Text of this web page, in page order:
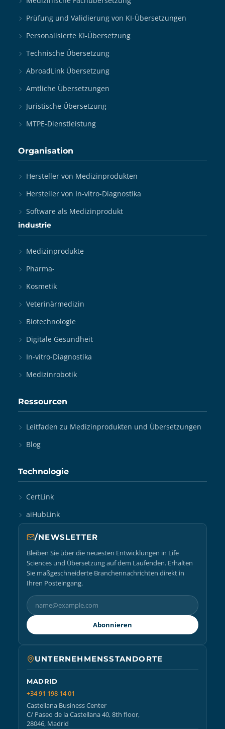
Prüfung und Validierung von KI-Übersetzungen
Personalisierte KI-Übersetzung
Technische Übersetzung
AbroadLink Übersetzung
Amtliche Übersetzungen
Juristische Übersetzung
MTPE-Dienstleistung
Organisation
Hersteller von Medizinprodukten
Hersteller von In-vitro-Diagnostika
Software als Medizinprodukt
industrie
Medizinprodukte
Pharma-
Kosmetik
Veterinärmedizin
Biotechnologie
Digitale Gesundheit
In-vitro-Diagnostika
Medizinrobotik
Ressourcen
Leitfaden zu Medizinprodukten und Übersetzungen
Blog
Technologie
CertLink
aiHubLink
/NEWSLETTER
Bleiben Sie über die neuesten Entwicklungen in Life
Sciences und Übersetzung auf dem Laufenden. Erhalten
Sie maßgeschneiderte Branchennachrichten direkt in
Ihren Posteingang.
Abonnieren
UNTERNEHMENSSTANDORTE
MADRID
+34 91 198 14 01
Castellana Business Center
C/ Paseo de la Castellana 40, 8th floor,
28046, Madrid